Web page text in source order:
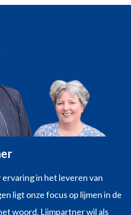
ervaring in het leveren van
ligt onze focus op lijmen in de
woord. Lijmpartner wil als